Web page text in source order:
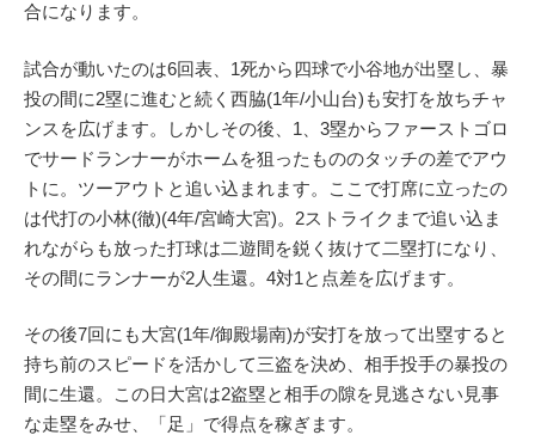
合になります。
試合が動いたのは6回表、1死から四球で小谷地が出塁し、暴
投の間に2塁に進むと続く西脇(1年/小山台)も安打を放ちチャ
ンスを広げます。しかしその後、1、3塁からファーストゴロ
でサードランナーがホームを狙ったもののタッチの差でアウ
トに。ツーアウトと追い込まれます。ここで打席に立ったの
は代打の小林(徹)(4年/宮崎大宮)。2ストライクまで追い込ま
れながらも放った打球は二遊間を鋭く抜けて二塁打になり、
その間にランナーが2人生還。4対1と点差を広げます。
その後7回にも大宮(1年/御殿場南)が安打を放って出塁すると
持ち前のスピードを活かして三盗を決め、相手投手の暴投の
間に生還。この日大宮は2盗塁と相手の隙を見逃さない見事
な走塁をみせ、「足」で得点を稼ぎます。